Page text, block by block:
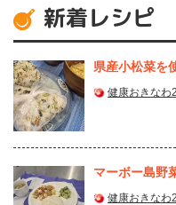
新着レシピ
県産⼩松菜を
健康おきなわ
マーボー島野
健康おきなわ